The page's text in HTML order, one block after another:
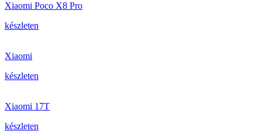
Xiaomi Poco X8 Pro
készleten
Xiaomi
készleten
Xiaomi 17T
készleten